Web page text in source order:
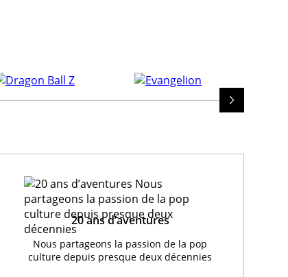
20 ans d’aventures
Nous partageons la passion de la pop
culture depuis presque deux décennies